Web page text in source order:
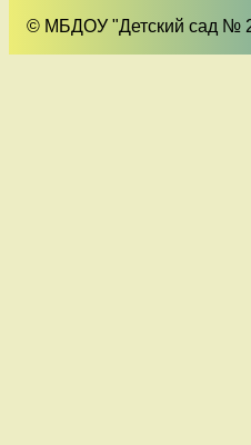
© МБДОУ "Детский сад №